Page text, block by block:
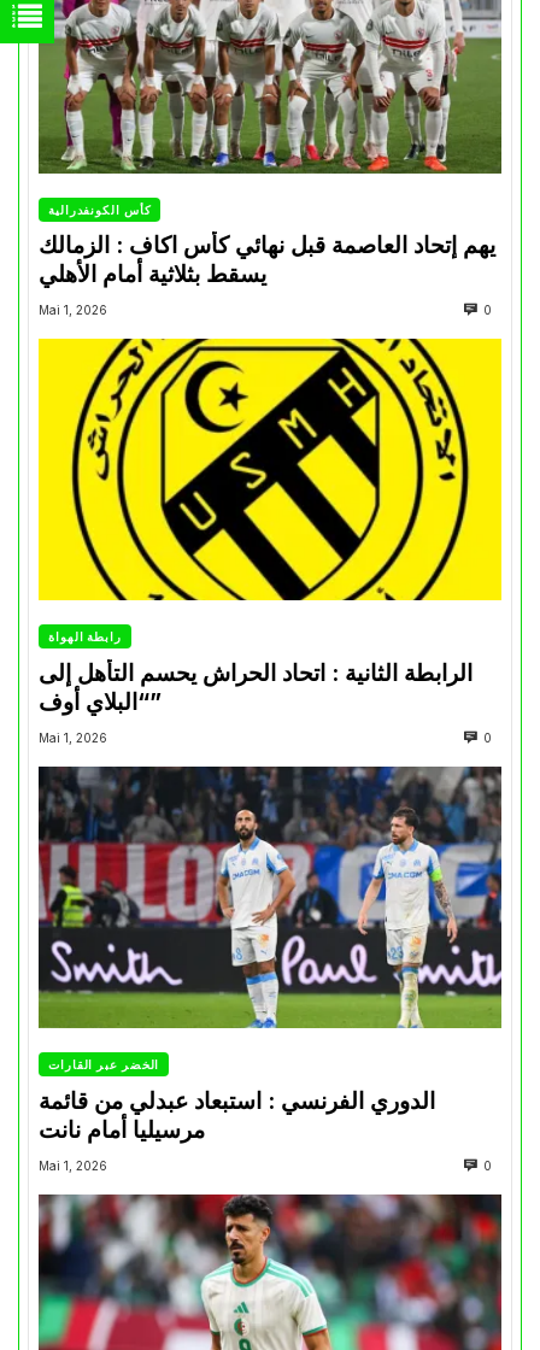
كأس الكونفدرالية
يهم إتحاد العاصمة قبل نهائي كأس اكاف : الزمالك
Mai 1, 2026 0
رابطة الهواة
الرابطة الثانية : اتحاد الحراش يحسم التأهل إلى
“البلاي أوف”
Mai 1, 2026 0
الخضر عبر القارات
الدوري الفرنسي : استبعاد عبدلي من قائمة
مرسيليا أمام نانت
Mai 1, 2026 0